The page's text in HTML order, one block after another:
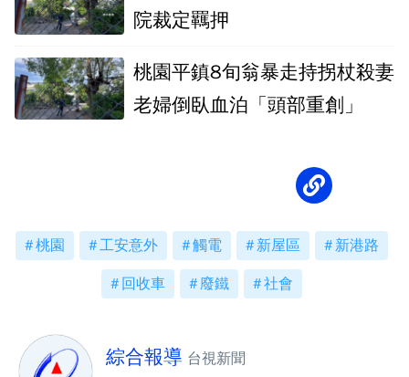
院裁定羈押
桃園平鎮8旬翁暴走持拐杖殺妻
老婦倒臥血泊「頭部重創」
桃園 工安意外 觸電 新屋區 新港路
回收車 廢鐵 社會
綜合報導 台視新聞